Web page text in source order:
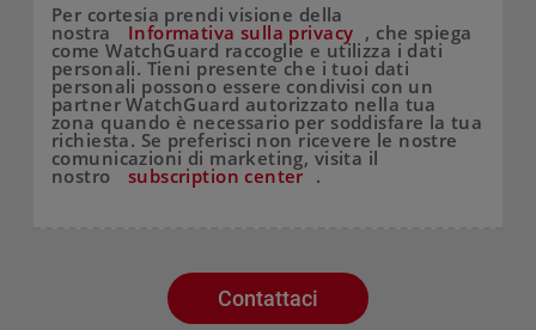
Per cortesia prendi visione della
nostra Informativa sulla privacy , che spiega
come WatchGuard raccoglie e utilizza i dati
personali. Tieni presente che i tuoi dati
personali possono essere condivisi con un
partner WatchGuard autorizzato nella tua
zona quando è necessario per soddisfare la tua
richiesta. Se preferisci non ricevere le nostre
comunicazioni di marketing, visita il
nostro subscription center .
Contattaci